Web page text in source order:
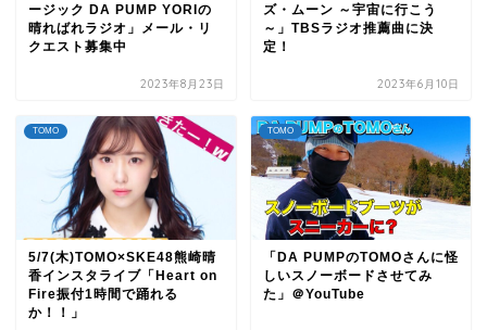
ージック DA PUMP YORIの
晴ればれラジオ」メール・リ
クエスト募集中
2023年8月23日
ズ・ムーン ～宇宙に行こう
～」TBSラジオ推薦曲に決
定！
2023年6月10日
TOMO
5/7(木)TOMO×SKE48熊崎晴
香インスタライブ「Heart on
Fire振付1時間で踊れる
か！！」
TOMO
「DA PUMPのTOMOさんに怪
しいスノーボードさせてみ
た」＠YouTube